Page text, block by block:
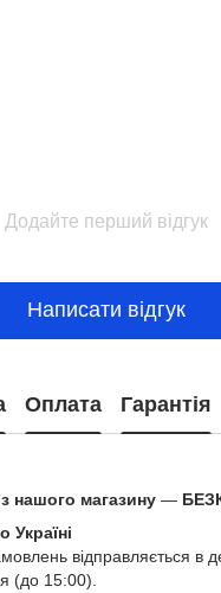
Додайте перший відгук
Написати відгук
Оплата Гарантія
нашого магазину —
Україні
відправляється в
(до 15:00).